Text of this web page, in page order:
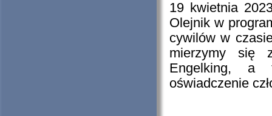
19 kwietnia
Olejnik w
cywilów w
mierzymy się
Engelking, a
oświadczenie